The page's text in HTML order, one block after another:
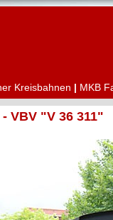
Kreisbahnen | MKB
- VBV "V 36 311"